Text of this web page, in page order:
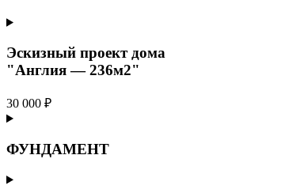
Эскизный проект дома
"Англия — 236м2"
30 000 ₽
ФУНДАМЕНТ